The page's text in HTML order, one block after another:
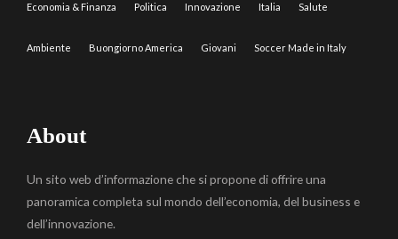
Economia & Finanza Politica Innovazione Italia Salute
Ambiente Buongiorno America Giovani Soccer Made in Italy
About
Un sito web d’informazione che si propone di offrire una
panoramica completa sul mondo dell’economia, del business e
dell’innovazione.